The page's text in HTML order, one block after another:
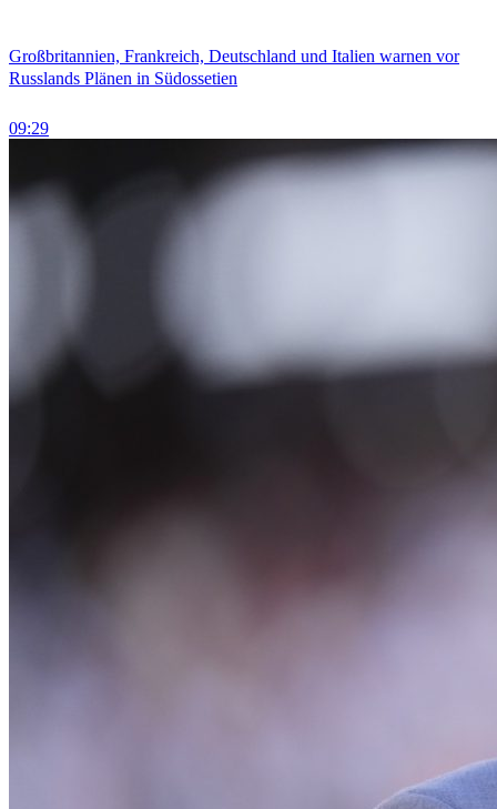
Großbritannien, Frankreich, Deutschland und Italien warnen vor
Russlands Plänen in Südossetien
09:29